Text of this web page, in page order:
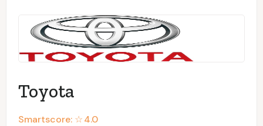
Toyota
Smartscore: ☆4.0